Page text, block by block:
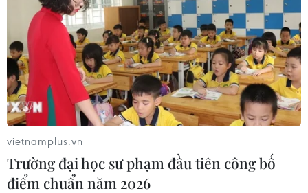
(Vietnam+)
vietnamplus.vn
Trường đại học sư phạm đầu tiên công bố
điểm chuẩn năm 2026